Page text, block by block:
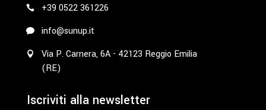
+39 0522 361226
info@sunup.it
Via P. Carnera, 6A - 42123 Reggio Emilia
(RE)
Iscriviti alla newsletter